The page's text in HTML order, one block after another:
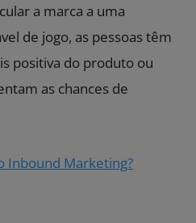
a marca a uma
de jogo, as pessoas têm
positiva do produto ou
as chances de
Inbound Marketing?